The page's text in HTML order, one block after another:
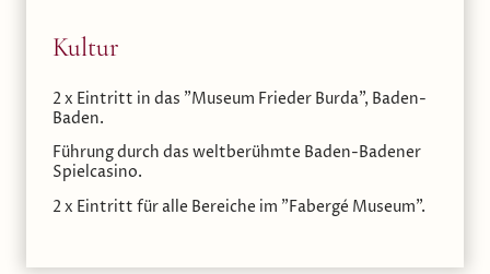
Kultur
2 x Eintritt in das "Museum Frieder Burda", Baden-
Baden.
Führung durch das weltberühmte Baden-Badener
Spielcasino.
2 x Eintritt für alle Bereiche im "Fabergé Museum".